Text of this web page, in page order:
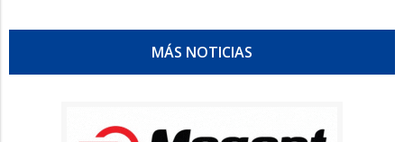
MÁS NOTICIAS